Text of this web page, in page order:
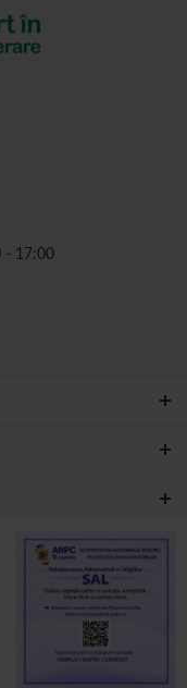
- 17:00